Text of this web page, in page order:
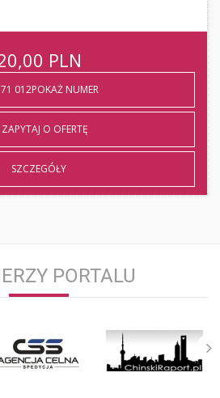
PLN
012POKAŻ NUMER
ZAPYTAJ O OFERTĘ
SZCZEGÓŁY
PORTALU